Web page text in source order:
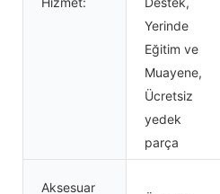
Yerinde
Eğitim ve
Muayene,
Ücretsiz
yedek
parça
Aksesuar